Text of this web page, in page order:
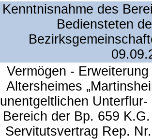
Kenntnisnahme des
Bediensteten
Vermögen -
Altersheimes
unentgeltlichen
Bereich der Bp. 659
Servitutsvertrag Rep.